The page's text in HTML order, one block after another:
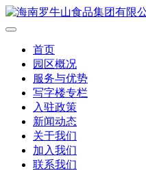
首页
园区概况
服务与优势
写字楼专栏
入驻政策
新闻动态
关于我们
加入我们
联系我们